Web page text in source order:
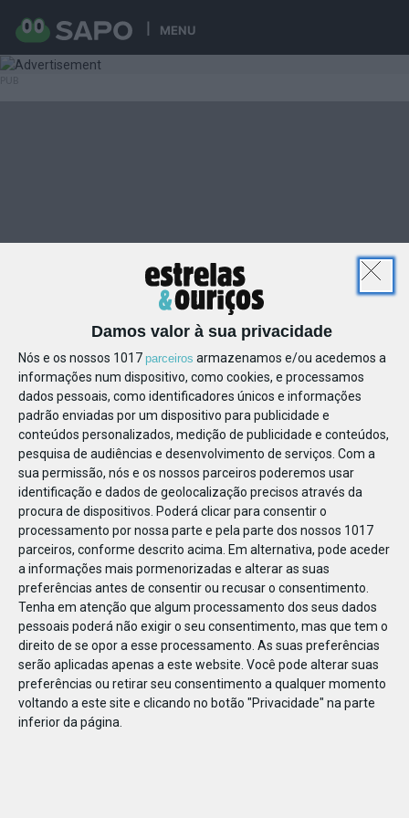
MENU
Damos valor à sua privacidade
Nós e os nossos 1017 parceiros armazenamos e/ou acedemos a
informações num dispositivo, como cookies, e processamos
dados pessoais, como identificadores únicos e informações
padrão enviadas por um dispositivo para publicidade e
conteúdos personalizados, medição de publicidade e conteúdos,
pesquisa de audiências e desenvolvimento de serviços. Com a
sua permissão, nós e os nossos parceiros poderemos usar
identificação e dados de geolocalização precisos através da
procura de dispositivos. Poderá clicar para consentir o
processamento por nossa parte e pela parte dos nossos 1017
parceiros, conforme descrito acima. Em alternativa, pode aceder
a informações mais pormenorizadas e alterar as suas
preferências antes de consentir ou recusar o consentimento.
Tenha em atenção que algum processamento dos seus dados
pessoais poderá não exigir o seu consentimento, mas que tem o
direito de se opor a esse processamento. As suas preferências
serão aplicadas apenas a este website. Você pode alterar suas
preferências ou retirar seu consentimento a qualquer momento
voltando a este site e clicando no botão "Privacidade" na parte
inferior da página.
1228751248650583